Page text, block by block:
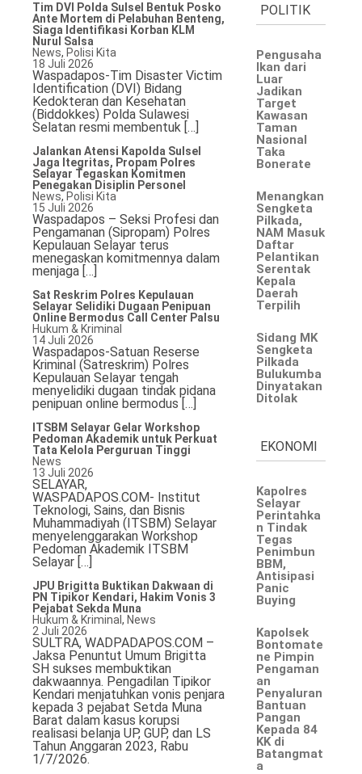
Copyright
2026
Waspada
Theme
HWD
POLITIK
Pengusaha
Ikan dari
Luar
Jadikan
Target
Kawasan
Taman
Nasional
Taka
Bonerate
Menangkan
Sengketa
Pilkada,
NAM Masuk
Daftar
Pelantikan
Serentak
Kepala
Daerah
Terpilih
Sidang MK
Sengketa
Pilkada
Bulukumba
Dinyatakan
Ditolak
EKONOMI
Kapolres
Selayar
Perintahka
n Tindak
Tegas
Penimbun
BBM,
Antisipasi
Panic
Buying
Kapolsek
Bontomate
ne Pimpin
Pengaman
an
Penyaluran
Bantuan
Pangan
Kepada 84
KK di
Batangmat
a
Tim DVI Polda Sulsel Bentuk Posko
Ante Mortem di Pelabuhan Benteng,
Siaga Identifikasi Korban KLM
Nurul Salsa
News, Polisi Kita
18 Juli 2026
Waspadapos-Tim Disaster Victim
Identification (DVI) Bidang
Kedokteran dan Kesehatan
(Biddokkes) Polda Sulawesi
Selatan resmi membentuk […]
Jalankan Atensi Kapolda Sulsel
Jaga Itegritas, Propam Polres
Selayar Tegaskan Komitmen
Penegakan Disiplin Personel
News, Polisi Kita
15 Juli 2026
Waspadapos – Seksi Profesi dan
Pengamanan (Sipropam) Polres
Kepulauan Selayar terus
menegaskan komitmennya dalam
menjaga […]
Sat Reskrim Polres Kepulauan
Selayar Selidiki Dugaan Penipuan
Online Bermodus Call Center Palsu
Hukum & Kriminal
14 Juli 2026
Waspadapos-Satuan Reserse
Kriminal (Satreskrim) Polres
Kepulauan Selayar tengah
menyelidiki dugaan tindak pidana
penipuan online bermodus […]
ITSBM Selayar Gelar Workshop
Pedoman Akademik untuk Perkuat
Tata Kelola Perguruan Tinggi
News
13 Juli 2026
SELAYAR,
WASPADAPOS.COM- Institut
Teknologi, Sains, dan Bisnis
Muhammadiyah (ITSBM) Selayar
menyelenggarakan Workshop
Pedoman Akademik ITSBM
Selayar […]
JPU Brigitta Buktikan Dakwaan di
PN Tipikor Kendari, Hakim Vonis 3
Pejabat Sekda Muna
Hukum & Kriminal , News
2 Juli 2026
SULTRA, WADPADAPOS.COM –
Jaksa Penuntut Umum Brigitta
SH sukses membuktikan
dakwaannya. Pengadilan Tipikor
Kendari menjatuhkan vonis penjara
kepada 3 pejabat Setda Muna
Barat dalam kasus korupsi
realisasi belanja UP, GUP, dan LS
Tahun Anggaran 2023, Rabu
1/7/2026.